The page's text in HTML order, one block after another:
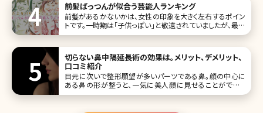
前髪ぱっつんが似合う芸能人ランキング
前髪があるかないかは、女性の印象を大きく左右するポイン
トです。一時期は「子供っぽい」と敬遠されていましたが、最近
はぱっつん前髪を好んでチョイスする人も増えてきています。
していただきたい女性芸能人をランキング形式でご紹介して
いきましょう。
切らない鼻中隔延長術の効果は。メリット、デメリット、
口コミ紹介
目元に次いで整形願望が多いパーツである鼻。顔の中心に
ある鼻の形が整うと、一気に美人顔に見せることができま
す。でも、実際には「上向きの鼻が気になる」「正面から見たと